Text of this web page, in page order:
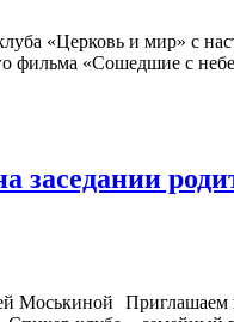
«Церковь и мир» с
фильма «Сошедшие с
Приглашаем